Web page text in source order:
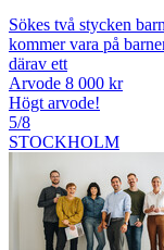
Sökes två stycken
kommer vara på
därav ett
Arvode 8 000 kr
Högt arvode!
5/8
STOCKHOLM